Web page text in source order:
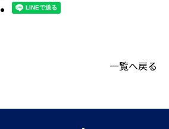
一覧へ戻る